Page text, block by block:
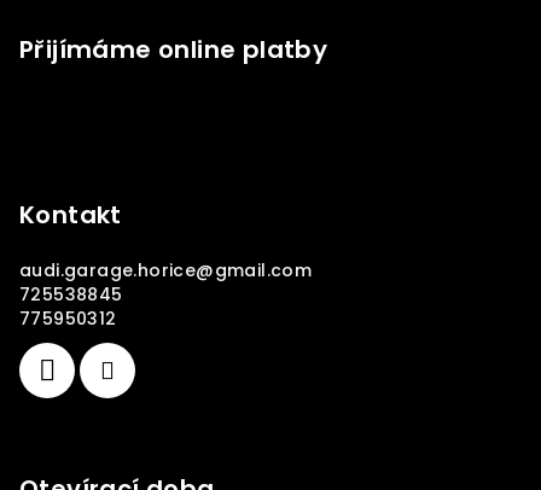
Přijímáme online platby
Kontakt
audi.garage.horice@gmail.com
725538845
775950312